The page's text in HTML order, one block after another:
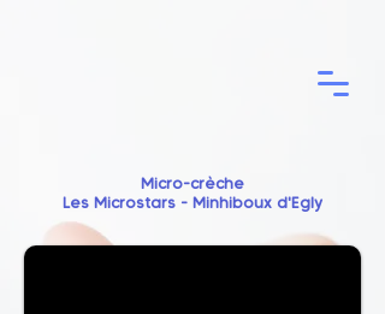
Micro-crèche
Les Microstars - Minhiboux d'Egly